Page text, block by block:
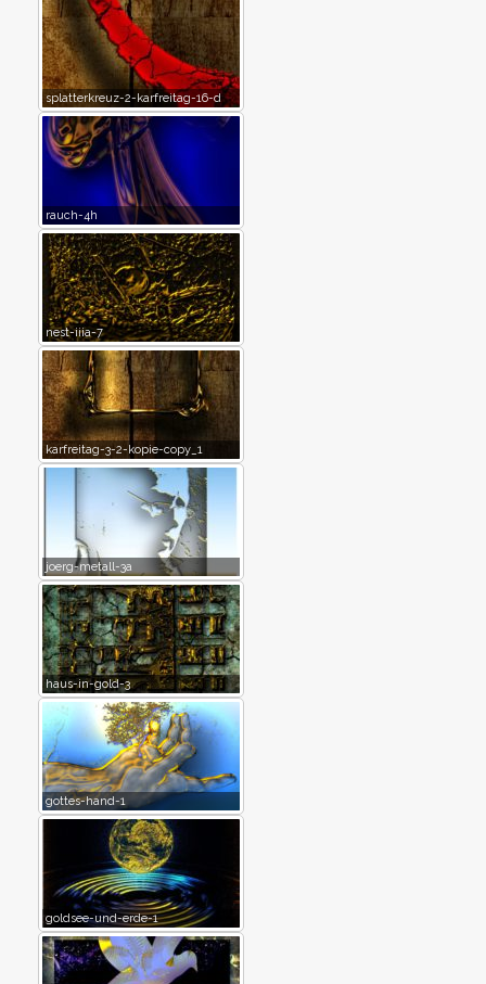
splatterkreuz-2-karfreitag-16-d
rauch-4h
nest-iiia-7
karfreitag-3-2-kopie-copy_1
joerg-metall-3a
haus-in-gold-3
gottes-hand-1
goldsee-und-erde-1